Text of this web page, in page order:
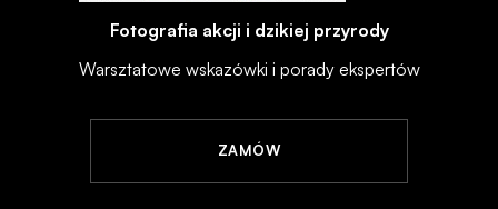
Fotografia akcji i dzikiej przyrody
Warsztatowe wskazówki i porady ekspertów
ZAMÓW